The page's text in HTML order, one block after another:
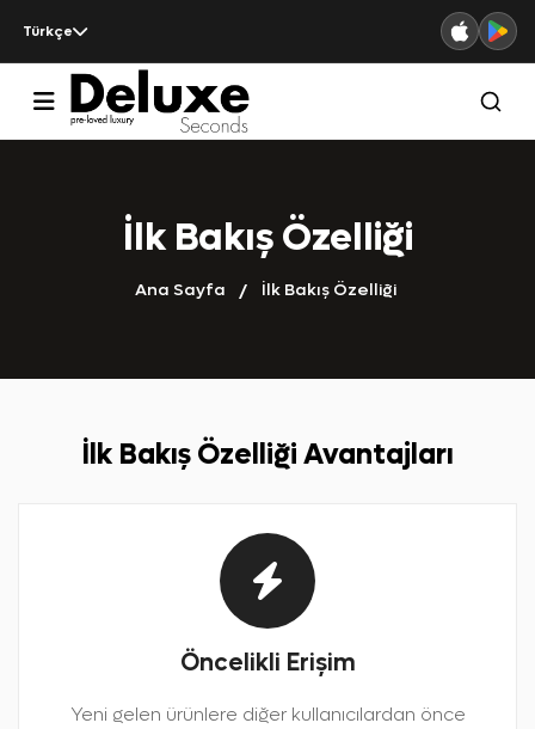
Türkçe
İlk Bakış Özelliği
Ana Sayfa İlk Bakış Özelliği
İlk Bakış Özelliği Avantajları
Öncelikli Erişim
Yeni gelen ürünlere diğer kullanıcılardan önce